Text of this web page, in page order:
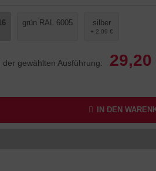
grün RAL 6005 silber
+ 2,09 €
der gewählten Ausführung: 29,20
IN DEN